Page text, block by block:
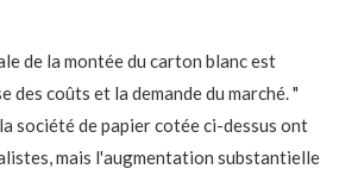
de la montée du carton blanc est
des coûts et la demande du marché. "
société de papier cotée ci-dessus ont
mais l'augmentation substantielle